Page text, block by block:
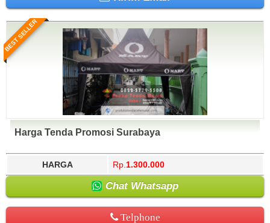
BEST SELLER
Harga Tenda Promosi Surabaya
HARGA Rp. 1.300.000
Chat Whatsapp
Telphone